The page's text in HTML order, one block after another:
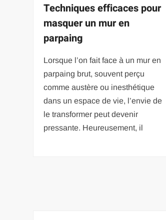
Techniques efficaces pour
masquer un mur en
parpaing
Lorsque l’on fait face à un mur en
parpaing brut, souvent perçu
comme austère ou inesthétique
dans un espace de vie, l’envie de
le transformer peut devenir
pressante. Heureusement, il